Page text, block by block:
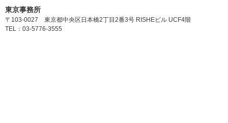
東京事務所
〒103-0027 東京都中央区日本橋2丁目2番3号 RISHEビル UCF4階
TEL：03-5776-3555